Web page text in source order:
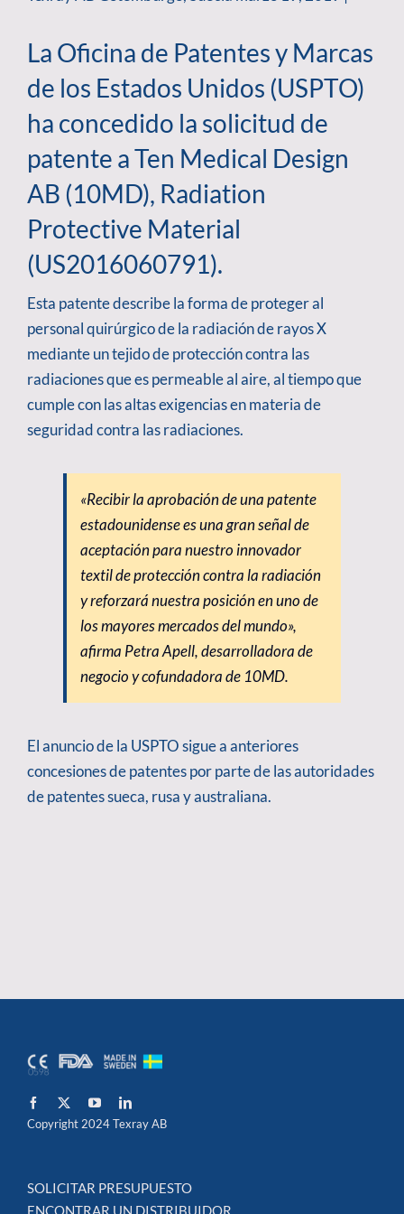
La Oficina de Patentes y Marcas
de los Estados Unidos (USPTO)
ha concedido la solicitud de
patente a Ten Medical Design
AB (10MD), Radiation
Protective Material
(US2016060791).
Esta patente describe la forma de proteger al
personal quirúrgico de la radiación de rayos X
mediante un tejido de protección contra las
radiaciones que es permeable al aire, al tiempo que
cumple con las altas exigencias en materia de
seguridad contra las radiaciones.
«Recibir la aprobación de una patente
estadounidense es una gran señal de
aceptación para nuestro innovador
textil de protección contra la radiación
y reforzará nuestra posición en uno de
los mayores mercados del mundo»,
afirma Petra Apell, desarrolladora de
negocio y cofundadora de 10MD.
El anuncio de la USPTO sigue a anteriores
concesiones de patentes por parte de las autoridades
de patentes sueca, rusa y australiana.
Copyright 2024 Texray AB
SOLICITAR PRESUPUESTO
ENCONTRAR UN DISTRIBUIDOR